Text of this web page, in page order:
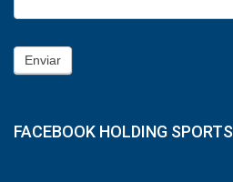
Enviar
FACEBOOK HOLDING SPORTS